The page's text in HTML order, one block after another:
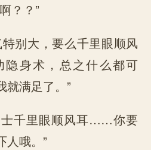
？？”
别大，要么千里眼顺风
隐身术，总之什么都可
就满足了。”
千里眼顺风耳……你要
人哦。”